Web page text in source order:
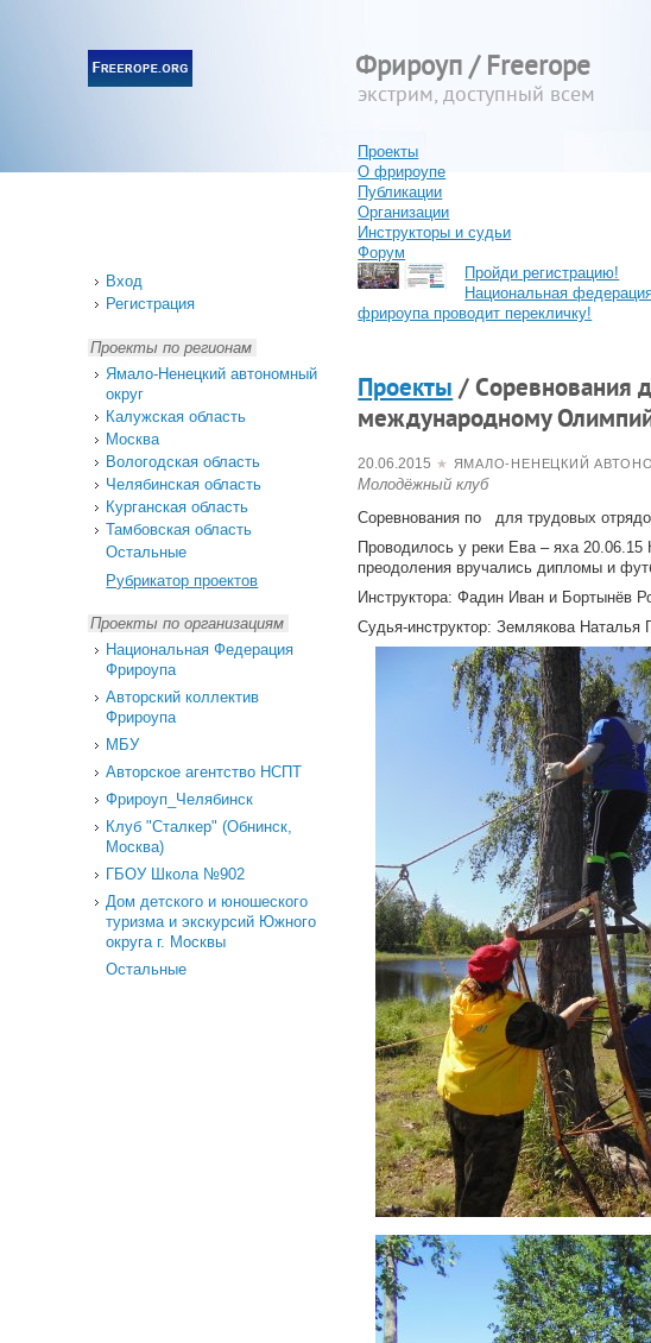
Фрироуп / Freerope
экстрим, доступный всем
Проекты
О фрироупе
Публикации
Организации
Инструкторы и судьи
Форум
Вход
Регистрация
Проекты по регионам
Ямало-Ненецкий автономный
округ
Калужская область
Москва
Вологодская область
Челябинская область
Курганская область
Тамбовская область
Остальные
Рубрикатор проектов
Проекты по организациям
Национальная Федерация
Фрироупа
Авторский коллектив
Фрироупа
МБУ
Авторское агентство НСПТ
Фрироуп_Челябинск
Клуб "Сталкер" (Обнинск,
Москва)
ГБОУ Школа №902
Дом детского и юношеского
туризма и экскурсий Южного
округа г. Москвы
Остальные
Пройди регистрацию!
Национальная
фрироупа проводит перекличку!
Проекты/ Cоревнования
международному
20.06.2015 ★ ЯМАЛО-НЕНЕЦКИЙ
Молодёжный клуб
Соревнования по для трудовых
Проводилось у реки Ева – яха 20.06.15
преодоления вручались дипломы и
Инструктора: Фадин Иван и Бортынёв
Судья-инструктор: Землякова Наталья